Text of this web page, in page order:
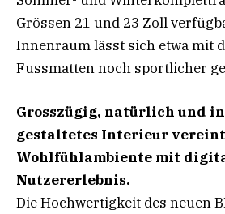
Grössen 21 und 23 Zoll
Innenraum lässt sich etwa mit
Fussmatten noch sportlicher
Grosszügig, natürlich und
gestaltetes Interieur vereint
Wohlfühlambiente mit
Nutzererlebnis.
Die Hochwertigkeit des neuen